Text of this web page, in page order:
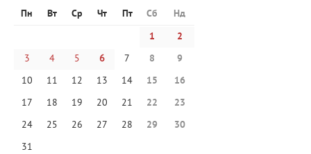
Пн
Вт Ср Чт Пт Сб
Нд
1
2
3
4 5 6 7 8
9
10
11 12 13 14 15
16
17
18 19 20 21 22
23
24
25 26 27 28 29
30
31